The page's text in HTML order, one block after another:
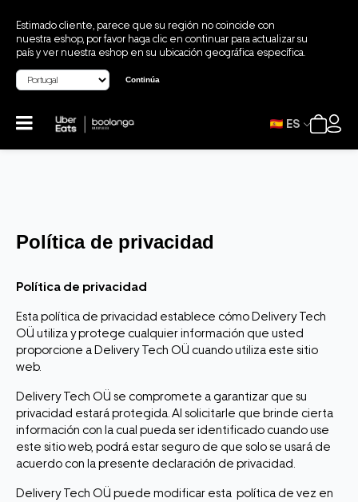
Estimado cliente, parece que su región no coincide con
nuestra eshop, por favor haga clic en continuar para actualizar su
país y ver nuestra eshop en su ubicación geográfica específica.
Continúa
ES
Política de privacidad
Política de privacidad
Esta política de privacidad establece cómo Delivery Tech
OÜ utiliza y protege cualquier información que usted
proporcione a Delivery Tech OÜ cuando utiliza este sitio
web.
Delivery Tech OÜ se compromete a garantizar que su
privacidad estará protegida. Al solicitarle que brinde cierta
información con la cual pueda ser identificado cuando use
este sitio web, podrá estar seguro de que solo se usará de
acuerdo con la presente declaración de privacidad.
Delivery Tech OÜ puede modificar esta política de vez en